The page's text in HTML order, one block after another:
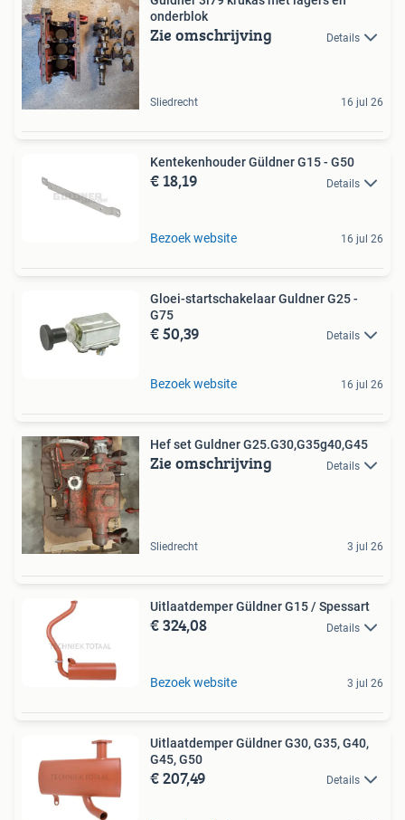
onderblok
Zie omschrijving Details
Sliedrecht 16 jul 26
Kentekenhouder Güldner G15 - G50
€ 18,19 Details
Bezoek website 16 jul 26
Gloei-startschakelaar Guldner G25 -
G75
€ 50,39 Details
Bezoek website 16 jul 26
Hef set Guldner G25.G30,G35g40,G45
Zie omschrijving Details
Sliedrecht 3 jul 26
Uitlaatdemper Güldner G15 / Spessart
€ 324,08 Details
Bezoek website 3 jul 26
Uitlaatdemper Güldner G30, G35, G40,
G45, G50
€ 207,49 Details